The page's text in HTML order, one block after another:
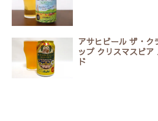
アサヒビール ザ・ク
ップ クリスマスビア
ド